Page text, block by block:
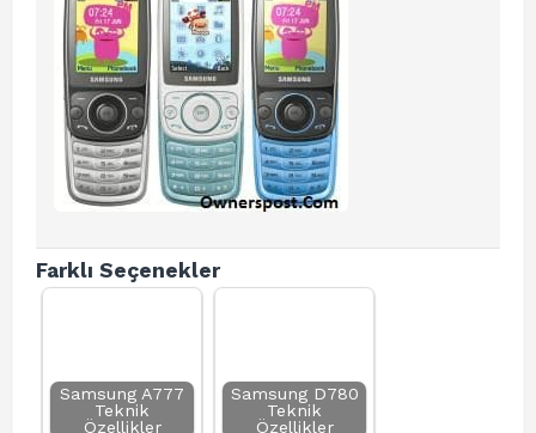
Farklı Seçenekler
Samsung A777
Teknik
Özellikler
Samsung D780
Teknik
Özellikler